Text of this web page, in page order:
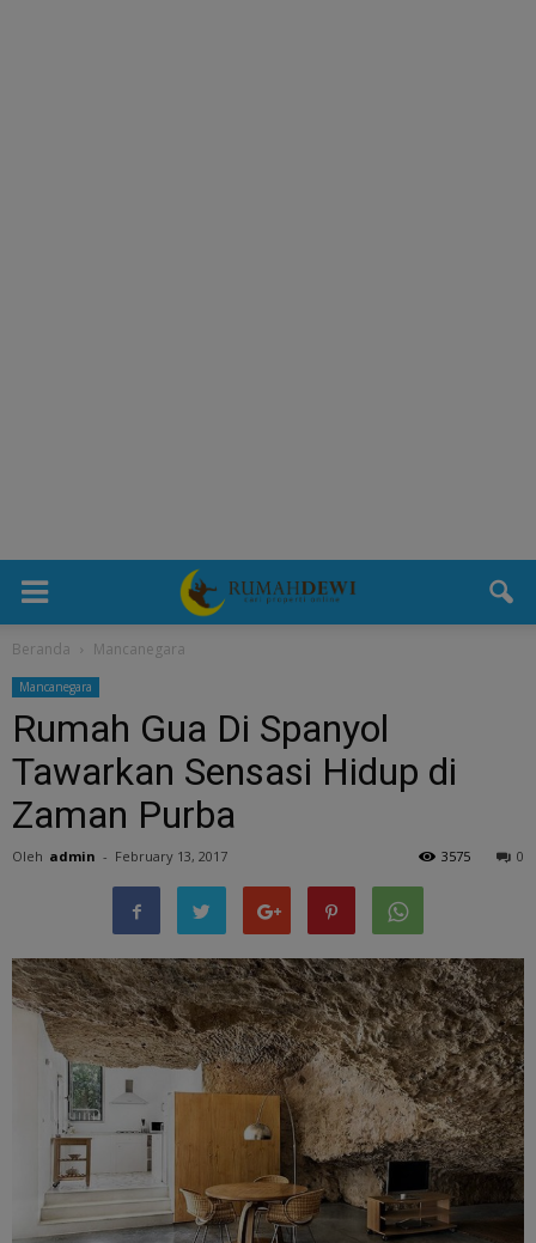
Beranda Mancanegara
Mancanegara
Rumah Gua Di Spanyol
Tawarkan Sensasi Hidup di
Zaman Purba
Oleh admin - February 13, 2017 0
3575